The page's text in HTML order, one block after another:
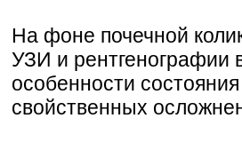
На фоне почечной
УЗИ и рентгенографии
особенности
свойственных